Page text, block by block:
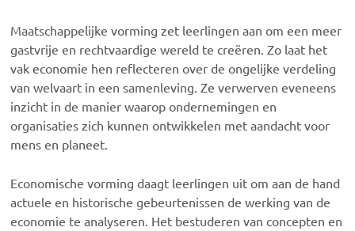
Maatschappelijke vorming zet leerlingen aan om een meer
gastvrije en rechtvaardige wereld te creëren. Zo laat het
vak economie hen reflecteren over de ongelijke verdeling
van welvaart in een samenleving. Ze verwerven eveneens
inzicht in de manier waarop ondernemingen en
organisaties zich kunnen ontwikkelen met aandacht voor
mens en planeet.
Economische vorming daagt leerlingen uit om aan de hand
actuele en historische gebeurtenissen de werking van de
economie te analyseren. Het bestuderen van concepten en